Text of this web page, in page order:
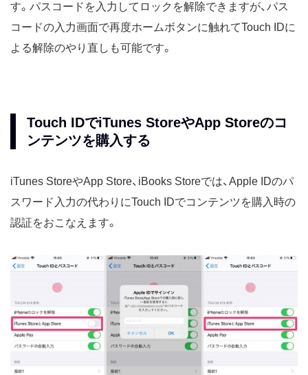
す。パスコードを入力してロックを解除できますが、パス
コードの入力画面で再度ホームボタンに触れてTouch IDに
よる解除のやり直しも可能です。
Touch IDでiTunes StoreやApp Storeのコ
ンテンツを購入する
iTunes StoreやApp Store、iBooks Storeでは、Apple IDのパ
スワード入力の代わりにTouch IDでコンテンツを購入時の
認証をおこなえます。